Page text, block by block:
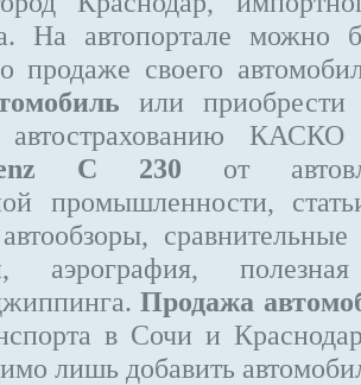
На автопортале можно
о продаже своего
или
C 230 от
промышленности,
аэрография,
Продажа
в Сочи и
лишь добавить